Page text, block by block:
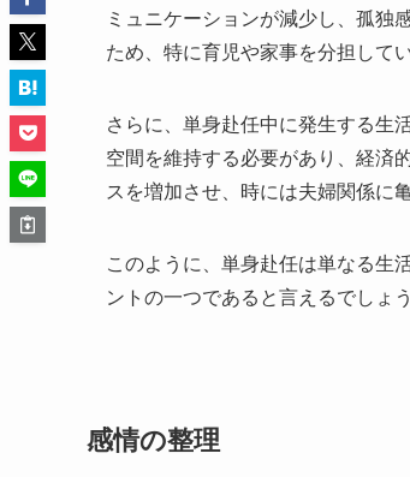
ミュニケーションが減少し、孤独
ため、特に育児や家事を分担して
さらに、単身赴任中に発生する生
空間を維持する必要があり、経済
スを増加させ、時には夫婦関係に
このように、単身赴任は単なる生
ントの一つであると言えるでしょう
感情の整理